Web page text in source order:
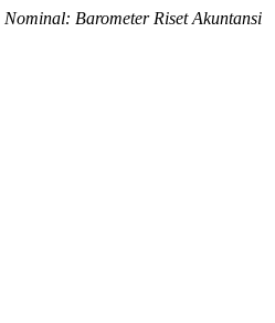
Nominal: Barometer Riset Akuntansi